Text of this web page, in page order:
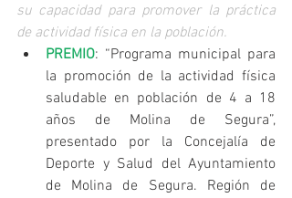
su capacidad para promover la práctica
de actividad física en la población.
PREMIO: “Programa municipal para
la promoción de la actividad física
saludable en población de 4 a 18
años de Molina de Segura”,
presentado por la Concejalía de
Deporte y Salud del Ayuntamiento
de Molina de Segura. Región de